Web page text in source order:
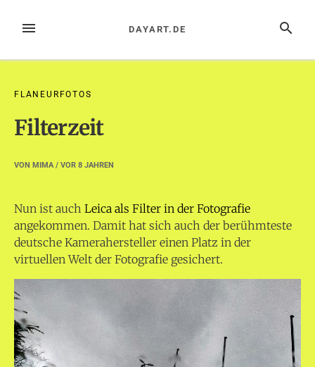
InhaltMENÜ SUCHE
DAYART.DE
FLANEURFOTOS
Filterzeit
VON MIMA/ VOR 8 JAHREN
Nun ist auch Leica als Filter in der Fotografie
angekommen. Damit hat sich auch der berühmteste
deutsche Kamerahersteller einen Platz in der
virtuellen Welt der Fotografie gesichert.